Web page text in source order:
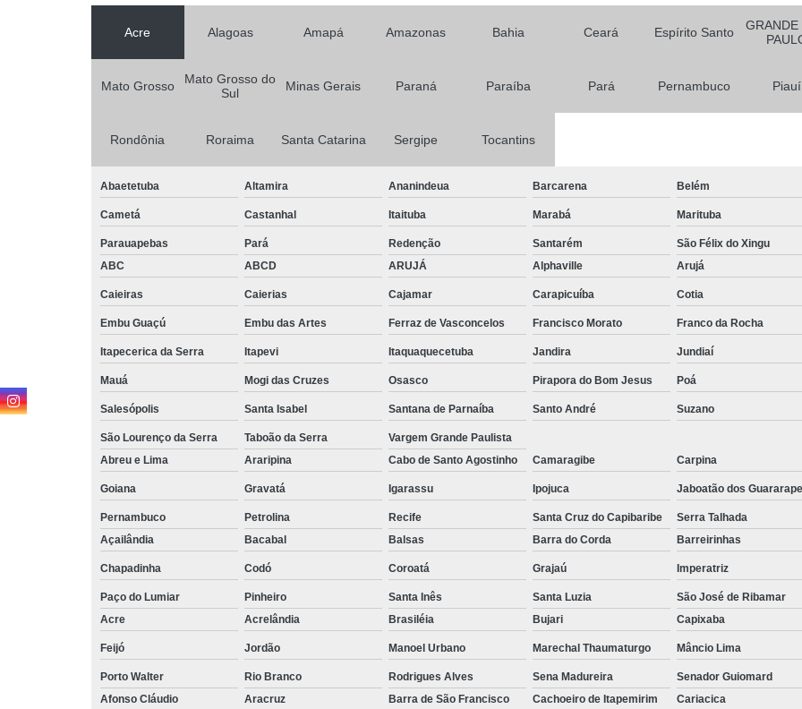
Tela para
Tela Agrícola Preta para
Tela Agrícola Preta para
Telas Agrícolas Pretas para
Telas Agrícolas Pretas para
Tela Anti Afídeo Agrícola
Tela
Tela Anti Afídeo Estufa
Tela Anti
Tela Anti Afídeo Pulgões
Tela Anti Afídeo para Estufa
Tela
Tela Anti Insetos para
Tela para Agricultura
Tela para Viveiro de Mudas
Tela
Tela de Ráfia
Tela de
Tela de Ráfia Laminada
Tela de
Tela Ráfia
Tela Ráfia de Solo
Tela de Sombreamento para área de
Tela de
Tela de Sombreamento para
Tela Decorativa
Tela Decorativa Sombra Forte
Acre Alagoas Amapá Amazonas Bahia Ceará Espírito Santo
GRANDE
Mato Grosso
Mato Grosso do
Sul
Minas Gerais Paraná Paraíba Pará Pernambuco Piauí
Rondônia Roraima Santa Catarina Sergipe Tocantins
Abaetetuba Altamira Ananindeua Barcarena Belém
Cametá Castanhal Itaituba Marabá Marituba
Parauapebas Pará Redenção Santarém São Félix do Xingu
ABC
ABCD ARUJÁ Alphaville Arujá
Caieiras Caierias Cajamar Carapicuíba Cotia
Embu Guaçú Embu das Artes Ferraz de Vasconcelos Francisco Morato Franco da Rocha
Itapecerica da Serra Itapevi Itaquaquecetuba Jandira Jundiaí
Mauá Mogi das Cruzes Osasco Pirapora do Bom Jesus Poá
Salesópolis Santa Isabel Santana de Parnaíba Santo André Suzano
São Lourenço da Serra Taboão da Serra
Vargem Grande Paulista
Abreu e Lima
Araripina Cabo de Santo Agostinho Camaragibe Carpina
Goiana Gravatá Igarassu Ipojuca Jaboatão dos
Pernambuco Petrolina Recife Santa Cruz do Capibaribe Serra Talhada
Açailândia
Bacabal Balsas Barra do Corda Barreirinhas
Chapadinha Codó Coroatá Grajaú Imperatriz
Paço do Lumiar Pinheiro Santa Inês Santa Luzia São José de Ribamar
Acre
Acrelândia Brasiléia Bujari Capixaba
Feijó Jordão Manoel Urbano Marechal Thaumaturgo Mâncio Lima
Porto Walter Rio Branco Rodrigues Alves Sena Madureira Senador Guiomard
Afonso Cláudio
Aracruz Barra de São Francisco Cachoeiro de Itapemirim Cariacica